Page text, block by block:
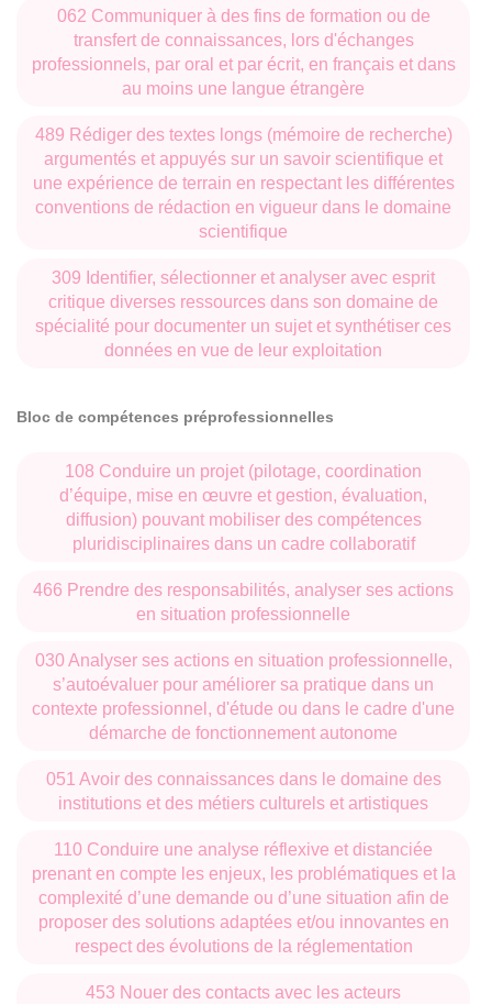
Cultural Studies, leur influence et leur réception dans
d’autres contextes scientifiques - États-Unis, Amérique
latine et Europe : Espagne, Portugal, Italie- ; la façon dont
chaque sphère académique a décliné ses spécificités
propres en les conjuguant aux théories culturelles en plein
essor en cette fin du XXe.
Les séminaires d’application se déclineront au choix
pour l’étudiant parmi unbouquet de cours
départements d’anglais, d’espagnol, de portugais,
d’italien, de lettres et d’artsautour d’axes thématiques
ciblés : études postcoloniales, art et mémoire, l’hyper-
contemporain, l’œuvre et ses publics. Les cours sont en
département d’anglais.
Équipes de recherche associées: CLARE, TELEM,
MICA, AMERIBER, GIRLUFI, CLIMAS, GERCI
Axes de recherche concernés : séminaire Sirenh
3656 AMERIBER
Séminaire Intermédialités sur L'Hypercontemporain - EA
3656 AMERIBER
Axe 2 de l’équipe GIRLUFI (« Construction discursive du
réel »).
Adossement au monde professionnel:
Partenariats: Institut Cervantès, festival d’histoire de
Pessac, Cinéma Jean Eustache, Association culturelle
Lettres du Monde.
Des accords Erasmus permettent une mobilité
étudiantedans des universités ciblées pour leur offre de
formation en Études culturelles.
062 Communiquer à des fins de formation ou de
transfert de connaissances, lors d'échanges
professionnels, par oral et par écrit, en français et dans
au moins une langue étrangère
489 Rédiger des textes longs (mémoire de recherche)
argumentés et appuyés sur un savoir scientifique et
une expérience de terrain en respectant les différentes
conventions de rédaction en vigueur dans le domaine
scientifique
309 Identifier, sélectionner et analyser avec esprit
critique diverses ressources dans son domaine de
spécialité pour documenter un sujet et synthétiser ces
données en vue de leur exploitation
Bloc de compétences préprofessionnelles
108 Conduire un projet (pilotage, coordination
d’équipe, mise en œuvre et gestion, évaluation,
diffusion) pouvant mobiliser des compétences
pluridisciplinaires dans un cadre collaboratif
466 Prendre des responsabilités, analyser ses actions
en situation professionnelle
030 Analyser ses actions en situation professionnelle,
s’autoévaluer pour améliorer sa pratique dans un
contexte professionnel, d'étude ou dans le cadre d'une
démarche de fonctionnement autonome
051 Avoir des connaissances dans le domaine des
institutions et des métiers culturels et artistiques
110 Conduire une analyse réflexive et distanciée
prenant en compte les enjeux, les problématiques et la
complexité d’une demande ou d’une situation afin de
proposer des solutions adaptées et/ou innovantes en
respect des évolutions de la réglementation
453 Nouer des contacts avec les acteurs